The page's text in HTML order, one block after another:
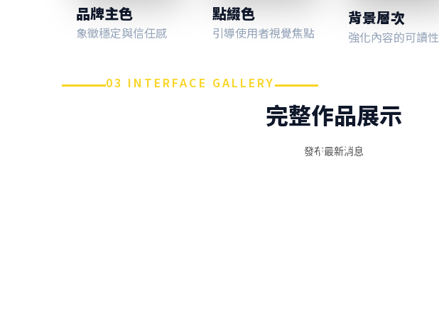
品牌主色
象徵穩定與信任感
點綴色
引導使用者視覺焦點
背景層次
強化內容的可讀性
03 INTERFACE GALLERY
完整作品展示
發布最新消息